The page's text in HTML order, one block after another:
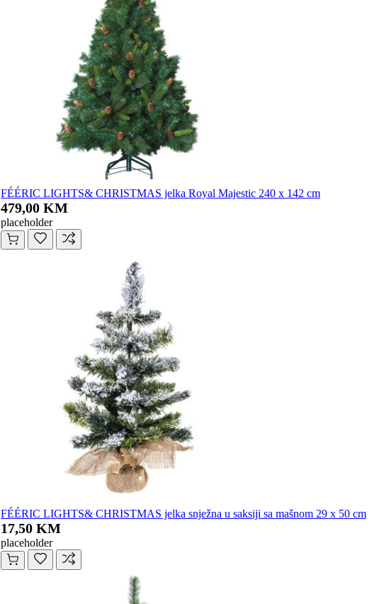
FÉÉRIC LIGHTS& CHRISTMAS jelka Royal Majestic 240 x 142 cm
479,00 KM
placeholder
FÉÉRIC LIGHTS& CHRISTMAS jelka snježna u saksiji sa mašnom 29 x 50 cm
17,50 KM
placeholder